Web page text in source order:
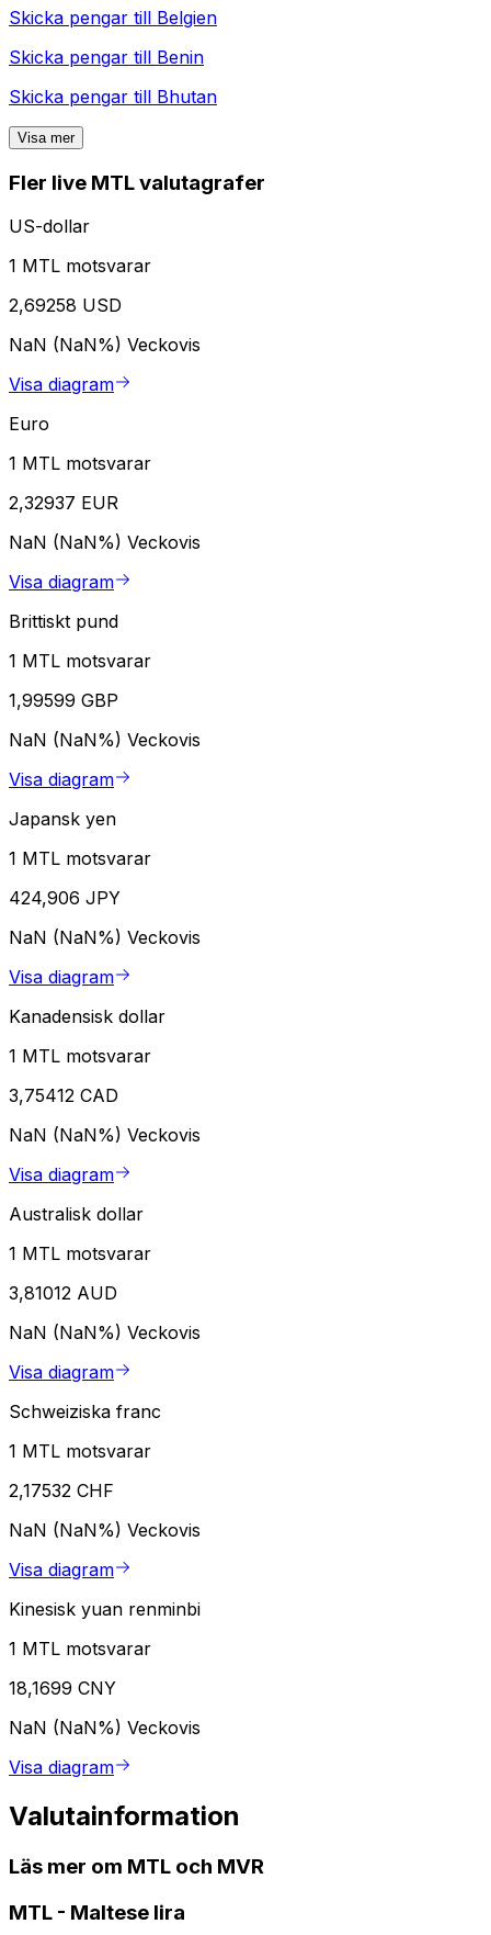
Skicka pengar till Belgien
Skicka pengar till Benin
Skicka pengar till Bhutan
Visa mer
Fler live MTL valutagrafer
US-dollar
1 MTL motsvarar
2,69258 USD
NaN (NaN%) Veckovis
Visa diagram
Euro
1 MTL motsvarar
2,32937 EUR
NaN (NaN%) Veckovis
Visa diagram
Brittiskt pund
1 MTL motsvarar
1,99599 GBP
NaN (NaN%) Veckovis
Visa diagram
Japansk yen
1 MTL motsvarar
424,906 JPY
NaN (NaN%) Veckovis
Visa diagram
Kanadensisk dollar
1 MTL motsvarar
3,75412 CAD
NaN (NaN%) Veckovis
Visa diagram
Australisk dollar
1 MTL motsvarar
3,81012 AUD
NaN (NaN%) Veckovis
Visa diagram
Schweiziska franc
1 MTL motsvarar
2,17532 CHF
NaN (NaN%) Veckovis
Visa diagram
Kinesisk yuan renminbi
1 MTL motsvarar
18,1699 CNY
NaN (NaN%) Veckovis
Visa diagram
Valutainformation
Läs mer om MTL och MVR
MTL - Maltese lira